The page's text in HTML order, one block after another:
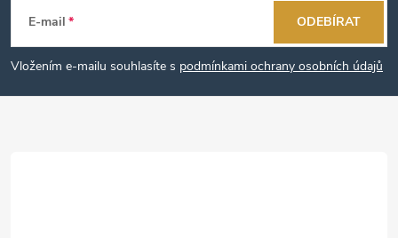
p
a
E-mail
Vložením e-mailu souhlasíte s podmínkami ochrany osobních údajů
ODEBÍRAT